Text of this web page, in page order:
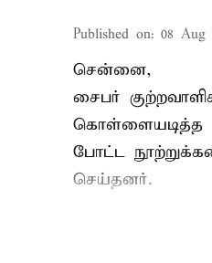
Published on: 08 Aug
சென்னை,
சைபர்
கொள்ளையடித்த
போட்ட
செய்தனர்.